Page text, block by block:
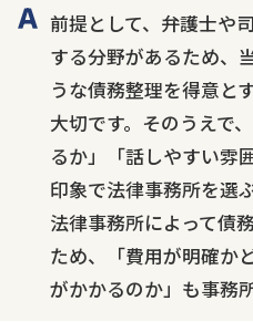
前提として、弁護士や
する分野があるため、
うな債務整理を得意と
大切です。そのうえで
るか」「話しやすい雰
印象で法律事務所を選
法律事務所によって債
ため、「費用が明確か
がかかるのか」も事務